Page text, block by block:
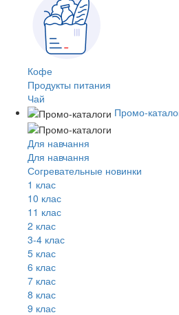
Кофе
Продукты питания
Чай
Промо-
Для навчання
Для навчання
Согревательные новинки
1 клас
10 клас
11 клас
2 клас
3-4 клас
5 клас
6 клас
7 клас
8 клас
9 клас